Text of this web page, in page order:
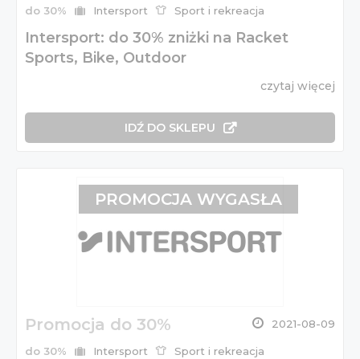
do 30% Intersport Sport i rekreacja
Intersport: do 30% zniżki na Racket
Sports, Bike, Outdoor
czytaj więcej
IDŹ DO SKLEPU
Promocja do 30% 2021-08-09
do 30% Intersport Sport i rekreacja
PROMOCJA WYGASŁA